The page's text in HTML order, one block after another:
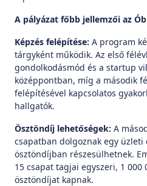
A pályázat főbb jellemzői az
Képzés felépítése: A program
tárgyként működik. Az első
gondolkodásmód és a startup
középpontban, míg a második
felépítésével kapcsolatos
hallgatók.
Ösztöndíj lehetőségek: A
csapatban dolgoznak egy üzleti
ösztöndíjban részesülhetnek.
15 csapat tagjai egyszeri, 1 000
ösztöndíjat kapnak.